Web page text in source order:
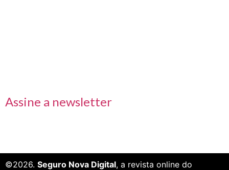
Assine a newsletter
©2026. Seguro Nova Digital, a revista online do